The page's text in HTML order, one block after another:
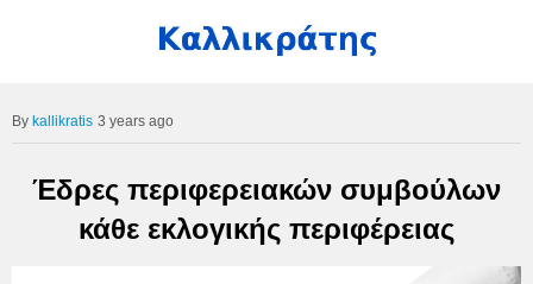
kallikratis 3 years ago
Έδρες περιφερειακών συμβούλων
κάθε εκλογικής περιφέρειας